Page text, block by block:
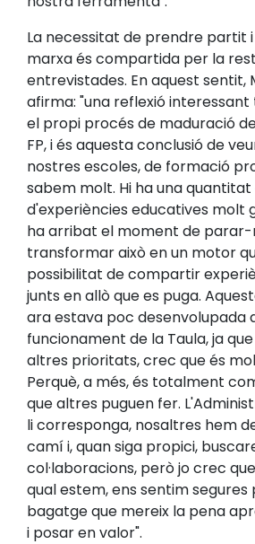
La necessitat de prendre partit
marxa és compartida per la
entrevistades. En aquest sentit,
afirma: "una reflexió
el propi procés de maduració
FP, i és aquesta conclusió de
nostres escoles, de formació
sabem molt. Hi ha una
d'experiències educatives molt
ha arribat el moment de parar-
transformar això en un motor
possibilitat de compartir
junts en allò que es puga.
ara estava poc desenvolupada
funcionament de la Taula, ja
altres prioritats, crec que és
Perquè, a més, és totalment
que altres puguen fer.
li corresponga, nosaltres hem
camí i, quan siga propici,
col·laboracions, però jo crec
qual estem, ens sentim segures
bagatge que mereix la pena
i posar en valor".